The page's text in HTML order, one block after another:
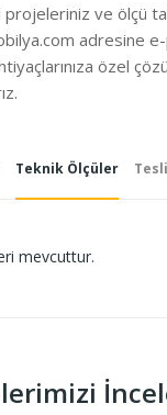
projeleriniz ve ölçü
adresine
özel
Teknik Ölçüler
mevcuttur.